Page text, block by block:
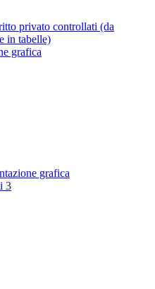
privato controllati (da
in tabelle)
grafica
grafica
3